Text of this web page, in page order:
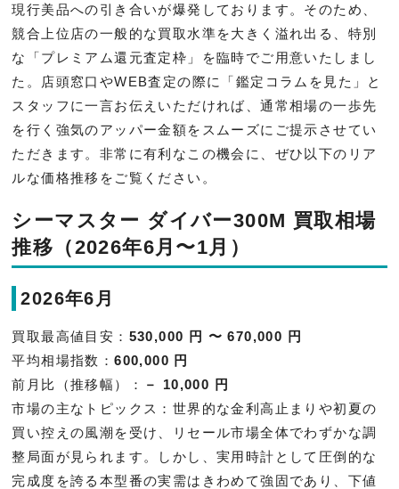
現行美品への引き合いが爆発しております。そのため、
競合上位店の一般的な買取水準を大きく溢れ出る、特別
な「プレミアム還元査定枠」を臨時でご用意いたしまし
た。店頭窓口やWEB査定の際に「鑑定コラムを見た」と
スタッフに一言お伝えいただければ、通常相場の一歩先
を行く強気のアッパー金額をスムーズにご提示させてい
ただきます。非常に有利なこの機会に、ぜひ以下のリア
ルな価格推移をご覧ください。
シーマスター ダイバー300M 買取相場
推移（2026年6月〜1月）
2026年6月
買取最高値目安： 530,000 円 〜 670,000 円
平均相場指数：600,000 円
前月比（推移幅）：
－ 10,000 円
市場の主なトピックス：世界的な金利高止まりや初夏の
買い控えの風潮を受け、リセール市場全体でわずかな調
整局面が見られます。しかし、実用時計として圧倒的な
完成度を誇る本型番の実需はきわめて強固であり、下値